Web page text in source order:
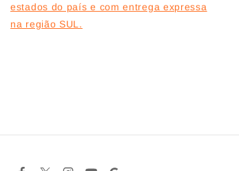
estados do país e com entrega expressa
na região SUL.